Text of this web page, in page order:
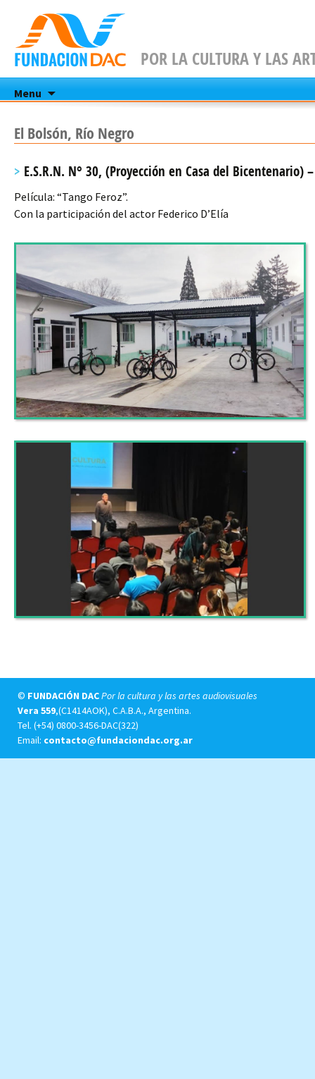
POR LA CULTURA Y LAS
Menu
Skip
to
El Bolsón, Río Negro
E.S.R.N. N° 30, (Proyección en Casa del Bicentenario)
Película: “Tango Feroz”.
Con la participación del actor Federico D’Elía​
© FUNDACIÓN DACPor la cultura y las artes audiovisuales
Vera 559,(C1414AOK), C.A.B.A., Argentina.
Tel. (+54) 0800-3456-DAC(322)
Email: contacto@fundaciondac.org.ar